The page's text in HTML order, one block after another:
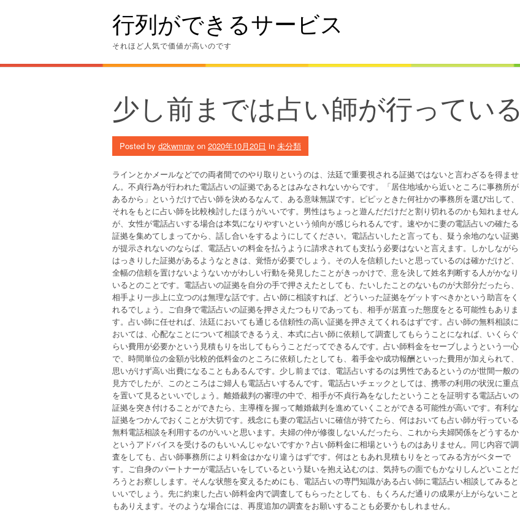
行列ができるサービス
それほど人気で価値が高いのです
少し前までは占い師が行っている
Posted by d2kwmrav on 2020年10月20日 in 未分類
ラインとかメールなどでの両者間でのやり取りというのは、法廷で重要視される証拠ではないと言わざるを得ませ
ん。不貞行為が行われた電話占いの証拠であるとはみなされないからです。「居住地域から近いところに事務所が
あるから」というだけで占い師を決めるなんて、ある意味無謀です。ピピッときた何社かの事務所を選び出して、
それをもとに占い師を比較検討したほうがいいです。男性はちょっと遊んだだけだと割り切れるのかも知れません
が、女性が電話占いする場合は本気になりやすいという傾向が感じられるんです。速やかに妻の電話占いの確たる
証拠を集めてしまってから、話し合いをするようにしてください。電話占いしたと言っても、疑う余地のない証拠
が提示されないのならば、電話占いの料金を払うように請求されても支払う必要はないと言えます。しかしながら
はっきりした証拠があるようなときは、覚悟が必要でしょう。その人を信頼したいと思っているのは確かだけど、
全幅の信頼を置けないようないかがわしい行動を発見したことがきっかけで、意を決して姓名判断する人がかなり
いるとのことです。電話占いの証拠を自分の手で押さえたとしても、たいしたことのないものが大部分だったら、
相手より一歩上に立つのは無理な話です。占い師に相談すれば、どういった証拠をゲットすべきかという助言をく
れるでしょう。ご自身で電話占いの証拠を押さえたつもりであっても、相手が居直った態度をとる可能性もありま
す。占い師に任せれば、法廷においても通じる信頼性の高い証拠を押さえてくれるはずです。占い師の無料相談に
おいては、心配なことについて相談できるうえ、本式に占い師に依頼して調査してもらうことになれば、いくらぐ
らい費用が必要かという見積もりを出してもらうことだってできるんです。占い師料金をセーブしようという一心
で、時間単位の金額が比較的低料金のところに依頼したとしても、着手金や成功報酬といった費用が加えられて、
思いがけず高い出費になることもあるんです。少し前までは、電話占いするのは男性であるというのが世間一般の
見方でしたが、このところはご婦人も電話占いするんです。電話占いチェックとしては、携帯の利用の状況に重点
を置いて見るといいでしょう。離婚裁判の審理の中で、相手が不貞行為をなしたということを証明する電話占いの
証拠を突き付けることができたら、主導権を握って離婚裁判を進めていくことができる可能性が高いです。有利な
証拠をつかんでおくことが大切です。残念にも妻の電話占いに確信が持てたら、何はおいても占い師が行っている
無料電話相談を利用するのがいいと思います。夫婦の仲が修復しないんだったら、これから夫婦関係をどうするか
というアドバイスを受けるのもいいんじゃないですか？占い師料金に相場というものはありません。同じ内容で調
査をしても、占い師事務所により料金はかなり違うはずです。何はともあれ見積もりをとってみる方がベターで
す。ご自身のパートナーが電話占いをしているという疑いを抱え込むのは、気持ちの面でもかなりしんどいことだ
ろうとお察しします。そんな状態を変えるためにも、電話占いの専門知識がある占い師に電話占い相談してみると
いいでしょう。先に約束した占い師料金内で調査してもらったとしても、もくろんだ通りの成果が上がらないこと
もありえます。そのような場合には、再度追加の調査をお願いすることも必要かもしれません。